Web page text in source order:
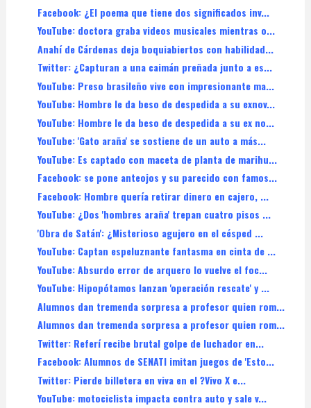
Facebook: ¿El poema que tiene dos significados inv...
YouTube: doctora graba videos musicales mientras o...
Anahí de Cárdenas deja boquiabiertos con habilidad...
Twitter: ¿Capturan a una caimán preñada junto a es...
YouTube: Preso brasileño vive con impresionante ma...
YouTube: Hombre le da beso de despedida a su exnov...
YouTube: Hombre le da beso de despedida a su ex no...
YouTube: 'Gato araña' se sostiene de un auto a más...
YouTube: Es captado con maceta de planta de marihu...
Facebook: se pone anteojos y su parecido con famos...
Facebook: Hombre quería retirar dinero en cajero, ...
YouTube: ¿Dos 'hombres araña' trepan cuatro pisos ...
'Obra de Satán': ¿Misterioso agujero en el césped ...
YouTube: Captan espeluznante fantasma en cinta de ...
YouTube: Absurdo error de arquero lo vuelve el foc...
YouTube: Hipopótamos lanzan 'operación rescate' y ...
Alumnos dan tremenda sorpresa a profesor quien rom...
Alumnos dan tremenda sorpresa a profesor quien rom...
Twitter: Referí recibe brutal golpe de luchador en...
Facebook: Alumnos de SENATI imitan juegos de 'Esto...
Twitter: Pierde billetera en viva en el ?Vivo X e...
YouTube: motociclista impacta contra auto y sale v...